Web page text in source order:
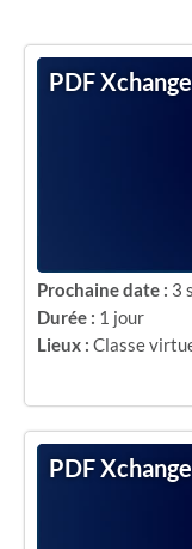
PDF
Prochaine date : 3
Durée : 1 jour
Lieux : Classe
PDF